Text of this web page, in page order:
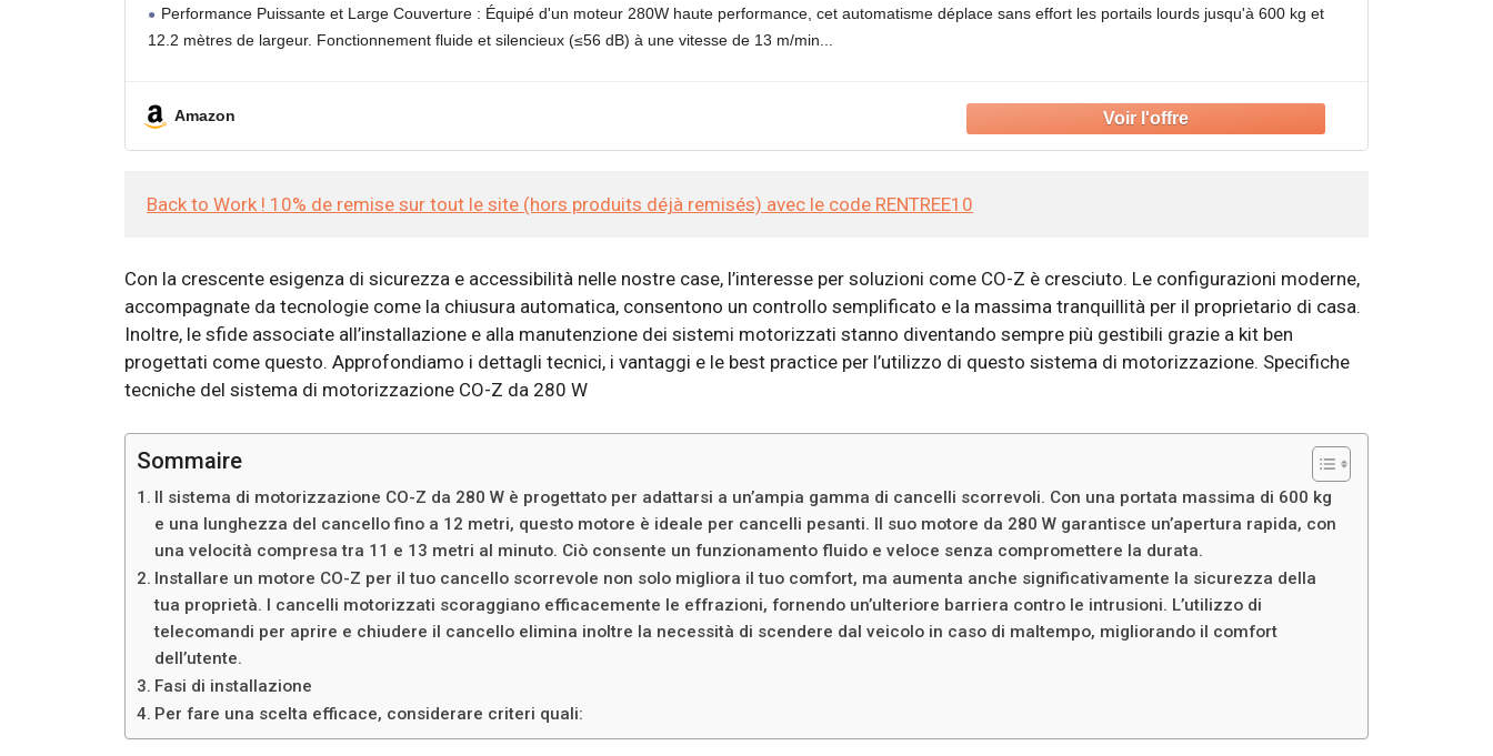
Performance Puissante et Large Couverture : Équipé d'un moteur 280W haute performance, cet automatisme déplace sans effort les portails lourds jusqu'à 600 kg et
12.2 mètres de largeur. Fonctionnement fluide et silencieux (≤56 dB) à une vitesse de 13 m/min
Amazon
Back to Work ! 10% de remise sur tout le site (hors produits déjà remisés) avec le code RENTREE10
Con la crescente esigenza di sicurezza e accessibilità nelle nostre case, l’interesse per soluzioni come CO-Z è cresciuto. Le configurazioni moderne,
accompagnate da tecnologie come la chiusura automatica, consentono un controllo semplificato e la massima tranquillità per il proprietario di casa.
Inoltre, le sfide associate all’installazione e alla manutenzione dei sistemi motorizzati stanno diventando sempre più gestibili grazie a kit ben
progettati come questo. Approfondiamo i dettagli tecnici, i vantaggi e le best practice per l’utilizzo di questo sistema di motorizzazione. Specifiche
tecniche del sistema di motorizzazione CO-Z da 280 W
Sommaire
Il sistema di motorizzazione CO-Z da 280 W è progettato per adattarsi a un’ampia gamma di cancelli scorrevoli. Con una portata massima di 600 kg
e una lunghezza del cancello fino a 12 metri, questo motore è ideale per cancelli pesanti. Il suo motore da 280 W garantisce un’apertura rapida, con
una velocità compresa tra 11 e 13 metri al minuto. Ciò consente un funzionamento fluido e veloce senza compromettere la durata.
Installare un motore CO-Z per il tuo cancello scorrevole non solo migliora il tuo comfort, ma aumenta anche significativamente la sicurezza della
tua proprietà. I ​​cancelli motorizzati scoraggiano efficacemente le effrazioni, fornendo un’ulteriore barriera contro le intrusioni. L’utilizzo di
telecomandi per aprire e chiudere il cancello elimina inoltre la necessità di scendere dal veicolo in caso di maltempo, migliorando il comfort
dell’utente.
Fasi di installazione
Per fare una scelta efficace, considerare criteri quali: